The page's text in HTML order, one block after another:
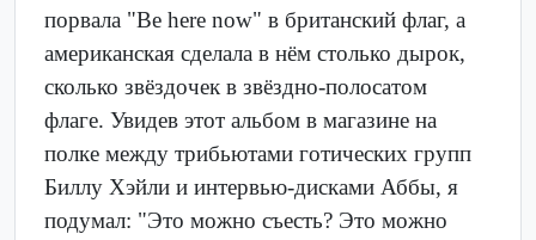
порвала "Be here now" в британский флаг, а
американская сделала в нём столько дырок,
сколько звёздочек в звёздно-полосатом
флаге. Увидев этот альбом в магазине на
полке между трибьютами готических групп
Биллу Хэйли и интервью-дисками Аббы, я
подумал: "Это можно съесть? Это можно